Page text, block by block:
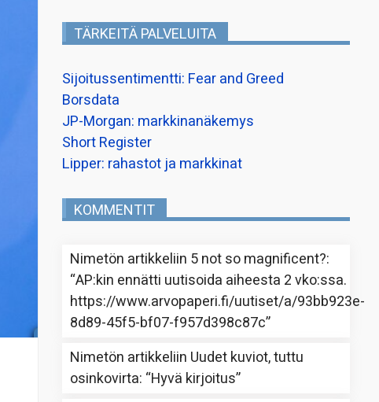
TÄRKEITÄ PALVELUITA
Sijoitussentimentti: Fear and Greed
Borsdata
JP-Morgan: markkinanäkemys
Short Register
Lipper: rahastot ja markkinat
KOMMENTIT
Nimetön artikkeliin 5 not so magnificent?:
“AP:kin ennätti uutisoida aiheesta 2 vko:ssa.
https://www.arvopaperi.fi/uutiset/a/93bb923e-
8d89-45f5-bf07-f957d398c87c”
Nimetön artikkeliin Uudet kuviot, tuttu
osinkovirta: “Hyvä kirjoitus”